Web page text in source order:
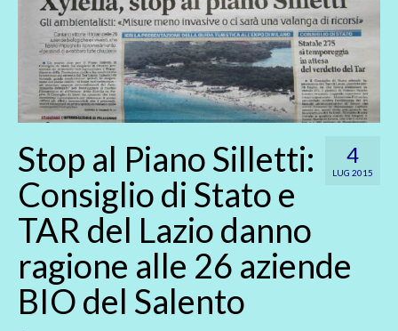
SOSTIENICI
CONTATTI
4
LUG 2015
Stop al Piano Silletti:
Consiglio di Stato e
TAR del Lazio danno
ragione alle 26 aziende
BIO del Salento